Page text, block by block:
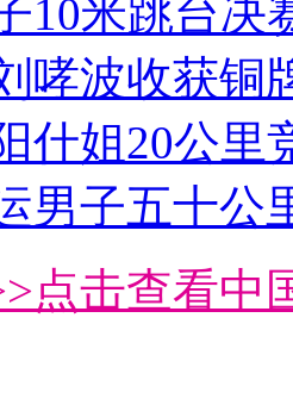
10米跳台决
哮波收获铜
什姐20公里
男子五十公
点击查看中